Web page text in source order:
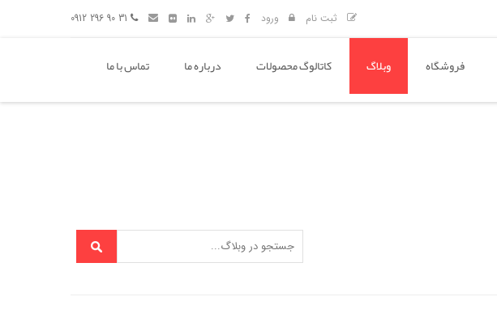
ثبت نام ورود
فروشگاه وبلاگ کاتالوگ محصولات درباره ما تماس با ما